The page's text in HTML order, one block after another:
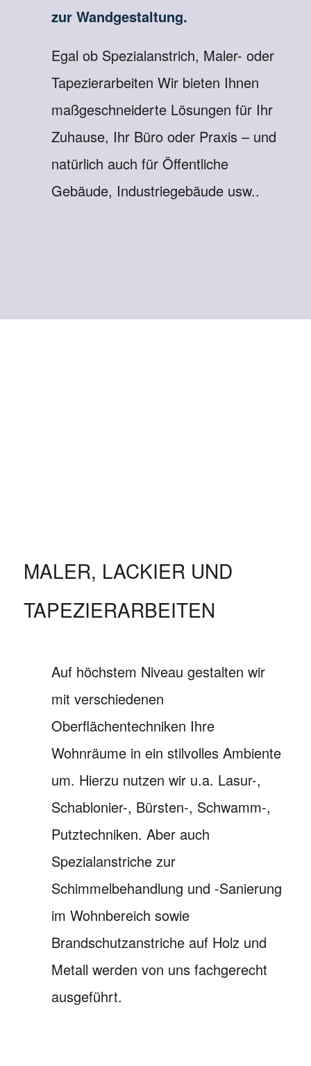
zur Wandgestaltung.
Egal ob Spezialanstrich, Maler- oder
Tapezierarbeiten Wir bieten Ihnen
maßgeschneiderte Lösungen für Ihr
Zuhause, Ihr Büro oder Praxis – und
natürlich auch für Öffentliche
Gebäude, Industriegebäude usw..
MALER, LACKIER UND
TAPEZIERARBEITEN
Auf höchstem Niveau gestalten wir
mit verschiedenen
Oberflächentechniken Ihre
Wohnräume in ein stilvolles Ambiente
um. Hierzu nutzen wir u.a. Lasur-,
Schablonier-, Bürsten-, Schwamm-,
Putztechniken. Aber auch
Spezialanstriche zur
Schimmelbehandlung und -Sanierung
im Wohnbereich sowie
Brandschutzanstriche auf Holz und
Metall werden von uns fachgerecht
ausgeführt.